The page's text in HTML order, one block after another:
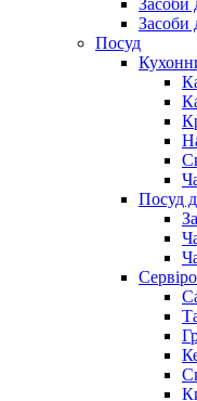
Засоби
Засоби
Посуд
Посуд